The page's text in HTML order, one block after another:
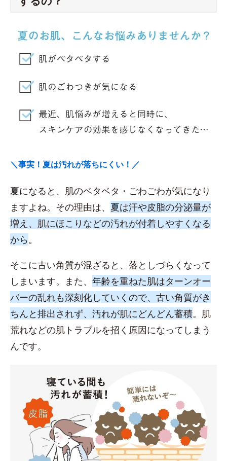
＼事実！夏は汚れが落ちにくい！／
夏になると、肌のベタベタ・ごわごわが気になり
ますよね。その理由は、 夏は汗や皮脂の分泌量が
増え、肌にほこりなどの汚れが付着しやすくなる
から 。
そこに古い角質が混ざると、落としづらくなって
しまいます。また、 年齢を重ねた肌はターンオー
バーの乱れも深刻化していくので、古い角質がき
ちんと排出されず、汚れが肌にどんどん蓄積。肌
荒れなどの肌トラブルを招く原因になってしまう
んです。